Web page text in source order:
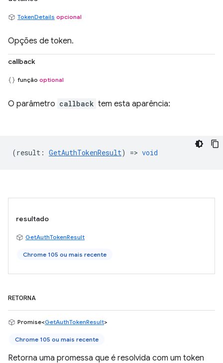
TokenDetails opcional
Opções de token.
callback
função optional
O parâmetro callback tem esta aparência:
(result : GetAuthTokenResult) => void
resultado
GetAuthTokenResult
Chrome 105 ou mais recente
RETORNA
Promise<GetAuthTokenResult>
Chrome 105 ou mais recente
Retorna uma promessa que é resolvida com um token